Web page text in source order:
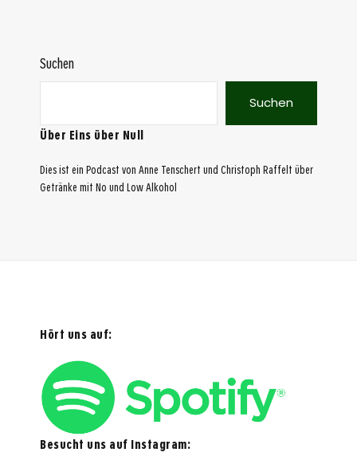
Suchen
Suchen
Über Eins über Null
Dies ist ein Podcast von Anne Tenschert und Christoph Raffelt über
Getränke mit No und Low Alkohol
Hört uns auf:
Besucht uns auf Instagram: